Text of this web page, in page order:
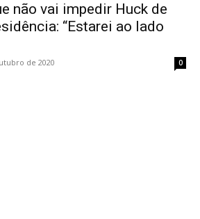
não vai impedir Huck de
“Estarei ao lado
de 2020 0